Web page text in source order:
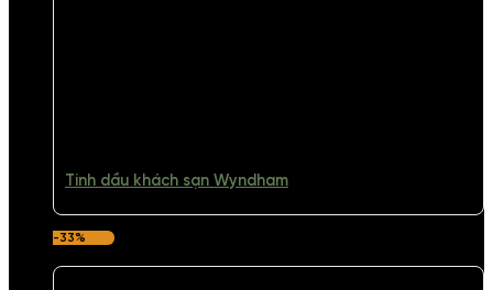
Tinh dầu khách sạn Wyndham
-33%